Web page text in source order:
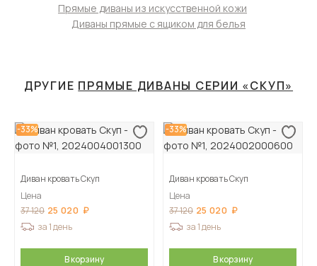
Прямые диваны из искусственной кожи
Диваны прямые с ящиком для белья
ДРУГИЕ ПРЯМЫЕ ДИВАНЫ СЕРИИ «СКУП»
-33%
Диван кровать Скуп
Цена
37 120 25 020
за 1 день
В корзину
-33%
Диван кровать Скуп
Цена
37 120 25 020
за 1 день
В корзину